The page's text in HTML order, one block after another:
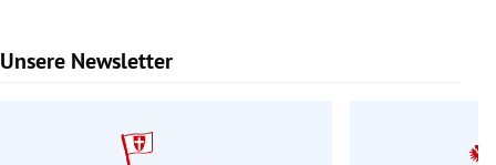
Unsere Newsletter
Slide 1 von 9